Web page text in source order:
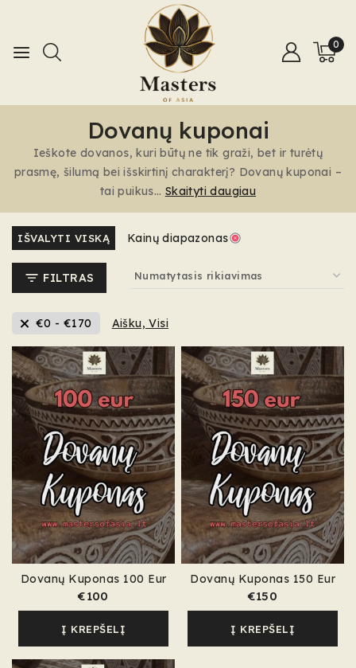
0
Dovanų kuponai
Ieškote dovanos, kuri būtų ne tik graži, bet ir turėtų
prasmę, šilumą bei išskirtinį charakterį? Dovanų kuponai –
tai puikus… Skaityti daugiau
IŠVALYTI VISKĄ Kainų diapazonas
FILTRAS
€0 -€170 Aišku, Visi
Dovanų Kuponas 100 Eur
€100
Į KREPŠELĮ
Dovanų Kuponas 150 Eur
€150
Į KREPŠELĮ